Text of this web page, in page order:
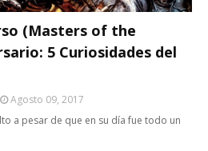
(Masters of the
5 Curiosidades del
Agosto 09, 2017
a pesar de que en su día fue todo un